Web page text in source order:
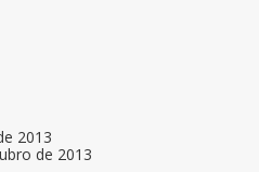
2013
de 2013